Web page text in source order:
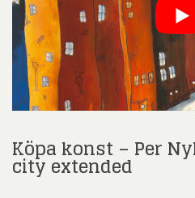
Köpa konst – Per
city extended